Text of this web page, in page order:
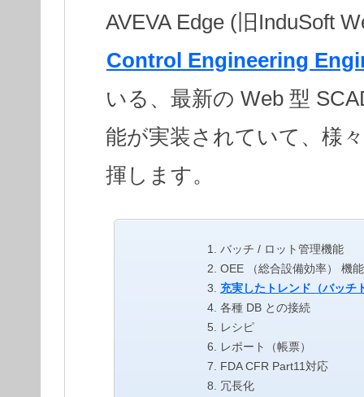
AVEVA Edge (旧InduSoft
Control Engineering
いる、最新の Web 型
能が実装されていて、様
揮します。
バッチ / ロット管理機能
OEE （総合設備効率） 機
充実したトレンド（バッチ
各種 DB との接続
レシピ
レポート（帳票）
FDA CFR Part11対応
冗長化